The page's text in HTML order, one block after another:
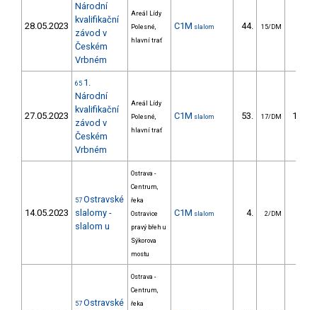
28.05.2023
Národní
kvalifikační
závod v
Českém
Vrbném
Areál Lídy
Polesné,
hlavní trať
C1M slalom 44. 15/DM
27.05.2023
65 1.
Národní
kvalifikační
závod v
Českém
Vrbném
Areál Lídy
Polesné,
hlavní trať
C1M slalom 53. 17/DM
14.05.2023
57 Ostravské
slalomy -
slalom u
Ostrava -
Centrum,
řeka
Ostravice
pravý břeh u
Sýkorova
mostu
C1M slalom 4. 2/DM
57 Ostravské
Ostrava -
Centrum,
řeka